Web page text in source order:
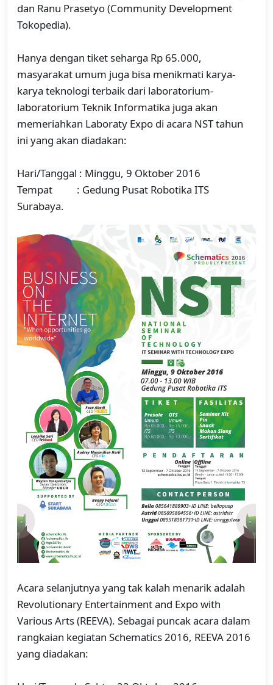
dan Ranu Prasetyo (Community Development
Tokopedia).
Hanya dengan tiket seharga Rp 65.000,
masyarakat umum juga bisa menikmati karya-
karya teknologi terbaik dari laboratorium-
laboratorium Teknik Informatika juga akan
memeriahkan Laboraty Expo di acara NST tahun
ini yang akan diadakan:
Hari/Tanggal : Minggu, 9 Oktober 2016
Tempat : Gedung Pusat Robotika ITS
Surabaya.
Acara selanjutnya yang tak kalah menarik adalah
Revolutionary Entertainment and Expo with
Various Arts (REEVA). Sebagai puncak acara dalam
rangkaian kegiatan Schematics 2016, REEVA 2016
yang diadakan: